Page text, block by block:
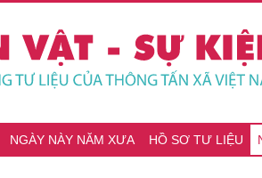
NGÀY NÀY NĂM XƯA HỒ SƠ TƯ LIỆU